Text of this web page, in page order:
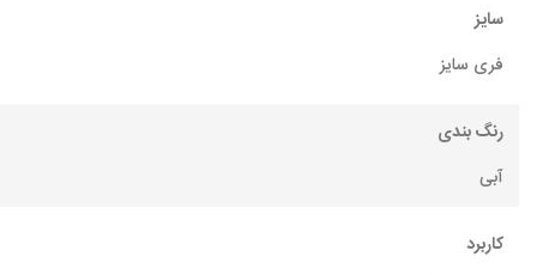
سایز
فری سایز
رنگ بندی
آبی
کاربرد